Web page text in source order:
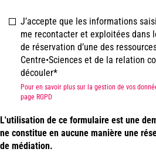
J’accepte que les informations
me recontacter et exploitées dans
de réservation d’une des
Centre•Sciences et de la relation
découler
Pour en savoir plus sur la gestion de vos
page RGPD
L'utilisation de ce formulaire est une
ne constitue en aucune manière une
de médiation.